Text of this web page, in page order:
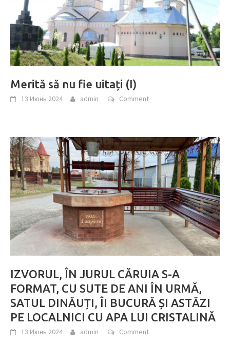
Merită să nu fie uitați (I)
13 Июнь 2024 admin Comment
IZVORUL, ÎN JURUL CĂRUIA S-A
FORMAT, CU SUTE DE ANI ÎN URMĂ,
SATUL DINĂUȚI, ÎI BUCURĂ ȘI ASTĂZI
PE LOCALNICI CU APA LUI CRISTALINĂ
13 Июнь 2024 admin Comment